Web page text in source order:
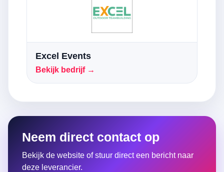
Excel Events
Bekijk bedrijf →
Neem direct contact op
Bekijk de website of stuur direct een bericht naar
deze leverancier.